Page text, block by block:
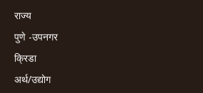
राज्य
पुणे -उपनगर
क्रिडा
अर्थ/उद्योग